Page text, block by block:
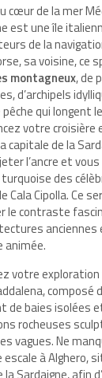
cœur de la mer
est une île
de la
sa voisine, ce
montagneux, de
d’archipels
qui longent
votre croisière
capitale de la
l’ancre et
des
Cala Cipolla. Ce
le contraste
anciennes
animée.
votre exploration
composé
de baies isolées
rocheuses
vagues. Ne
escale à Alghero,
Sardaigne, afin